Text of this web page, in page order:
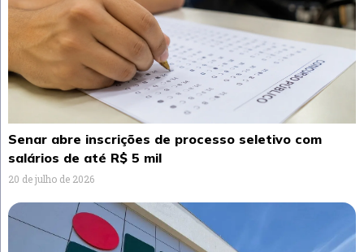
Senar abre inscrições de processo seletivo com
salários de até R$ 5 mil
20 de julho de 2026